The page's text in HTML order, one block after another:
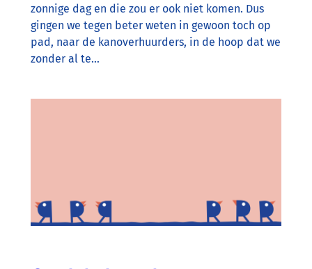
zonnige dag en die zou er ook niet komen. Dus
gingen we tegen beter weten in gewoon toch op
pad, naar de kanoverhuurders, in de hoop dat we
zonder al te…